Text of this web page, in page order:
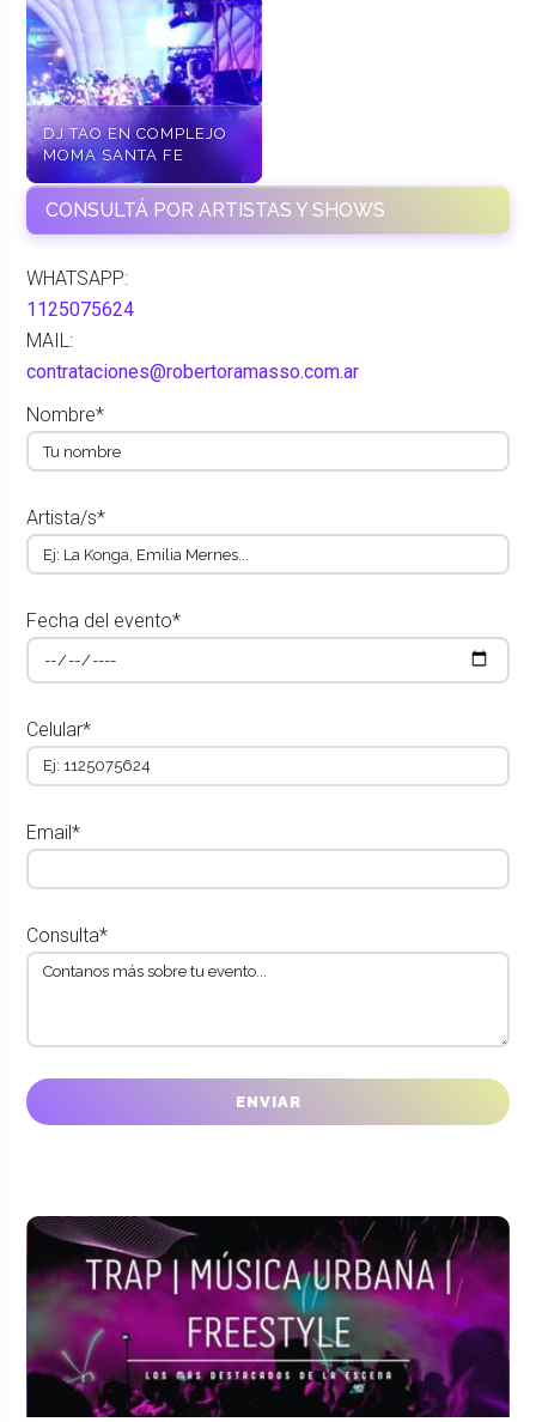
DJ TAO EN COMPLEJO
MOMA SANTA FE
CONSULTÁ POR ARTISTAS Y SHOWS
WHATSAPP:
1125075624
MAIL:
contrataciones@robertoramasso.com.ar
Nombre*
Artista/s*
Fecha del evento*
Celular*
Email*
Consulta*